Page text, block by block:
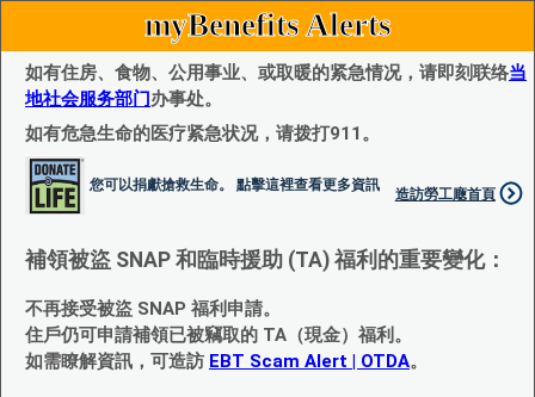
myBenefits Alerts
如有住房、食物、公用事业、或取暖的紧急情况，请即刻联络当
地社会服务部门办事处。
如有危急生命的医疗紧急状况，请拨打911。
您可以捐獻搶救生命。 點擊這裡查看更多資訊
造訪勞工廰首頁
補領被盜 SNAP 和臨時援助 (TA) 福利的重要變化：
不再接受被盜 SNAP 福利申請。
住戶仍可申請補領已被竊取的 TA（現金）福利。
如需瞭解資訊，可造訪 EBT Scam Alert | OTDA。